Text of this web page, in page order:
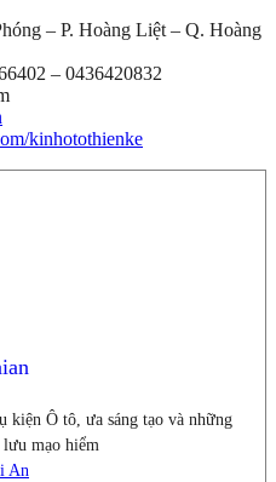
– P. Hoàng Liệt – Q. Hoàng
– 0436420832
kinhotothienke
kiện Ô tô, ưa sáng tạo và những
mạo hiểm
An